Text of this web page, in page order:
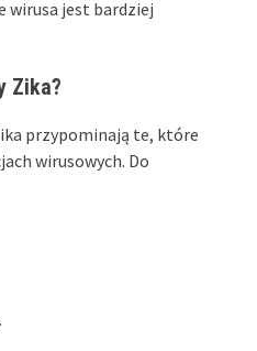
wirusa jest bardziej
Zika?
przypominają te, które
wirusowych. Do
.